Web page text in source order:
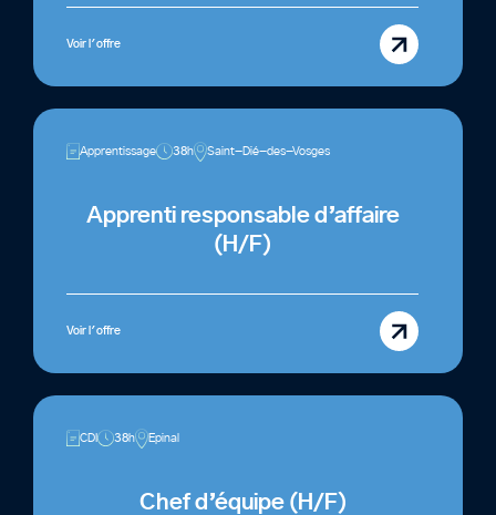
Voir l'offre
Apprentissage 38h Saint-Dié-des-Vosges
Apprenti responsable d’affaire
(H/F)
Voir l'offre
CDI 38h Epinal
Chef d’équipe (H/F)